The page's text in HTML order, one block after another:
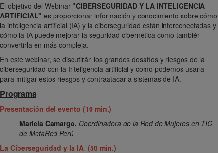
El objetivo del Webinar "CIBERSEGURIDAD Y LA INTELIGENCIA
ARTIFICIAL" es proporcionar información y conocimiento sobre cómo
la inteligencia artificial (IA) y la ciberseguridad están interconectadas y
cómo la IA puede mejorar la seguridad cibernética como también
convertirla en más compleja.
En este webinar, se discutirán los grandes desafíos y riesgos de la
ciberseguridad con la Inteligencia artificial y como podemos usarla
para mitigar estos riesgos y contraatacar a sistemas de IA.
Programa
Presentación del evento (10 min.)
Mariela Camargo. Coordinadora de la Red de Mujeres en TIC
de MetaRed Perú
La Ciberseguridad y la IA (50 min.)